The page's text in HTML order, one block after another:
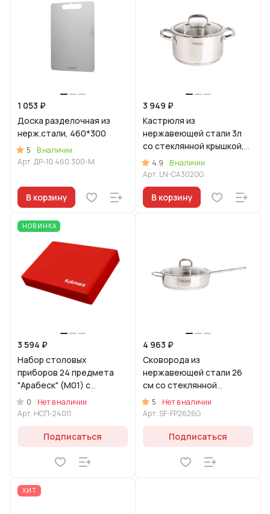
1 053 ₽
Доска разделочная из
нерж.стали, 460*300
5
В наличии
Арт.ДР-10.460.300-M
В корзину
3 949 ₽
Кастрюля из
нержавеющей стали 3л
со стеклянной крышкой,
линия "Леон"
4.9
В наличии
Арт. LN-CA3020G
В корзину
НОВИНКА
3 594 ₽
Набор столовых
приборов 24 предмета
"Арабеск" (М01) с
частичным декоративным
покрытием в декоративно
0
Нет в наличии
Арт. НСП-24011
Подписаться
4 963 ₽
Сковорода из
нержавеющей стали 26
см со стеклянной
крышкой, линия "Сафия"
5
Нет в наличии
Арт. SF-FP2626G
Подписаться
ХИТ